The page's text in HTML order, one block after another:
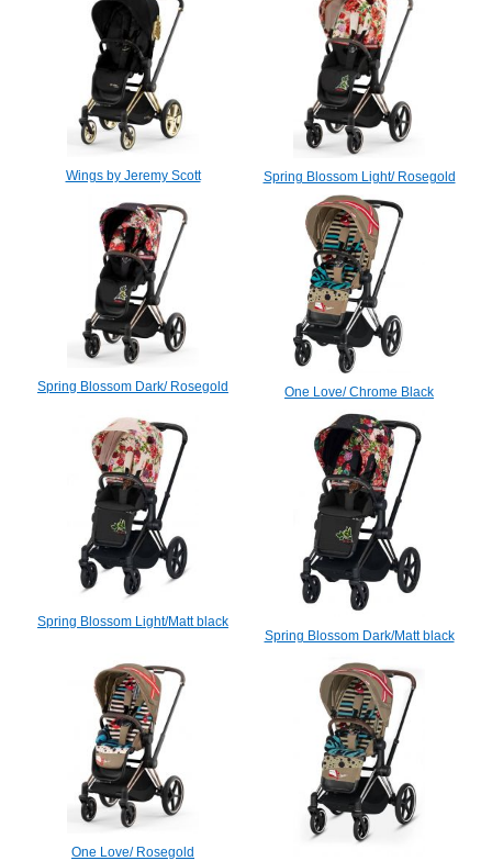
Wings by Jeremy Scott Spring Blossom Light/ Rosegold
Spring Blossom Dark/ Rosegold One Love/ Chrome Black
Spring Blossom Light/Matt black
Spring Blossom Dark/Matt black
One Love/ Rosegold